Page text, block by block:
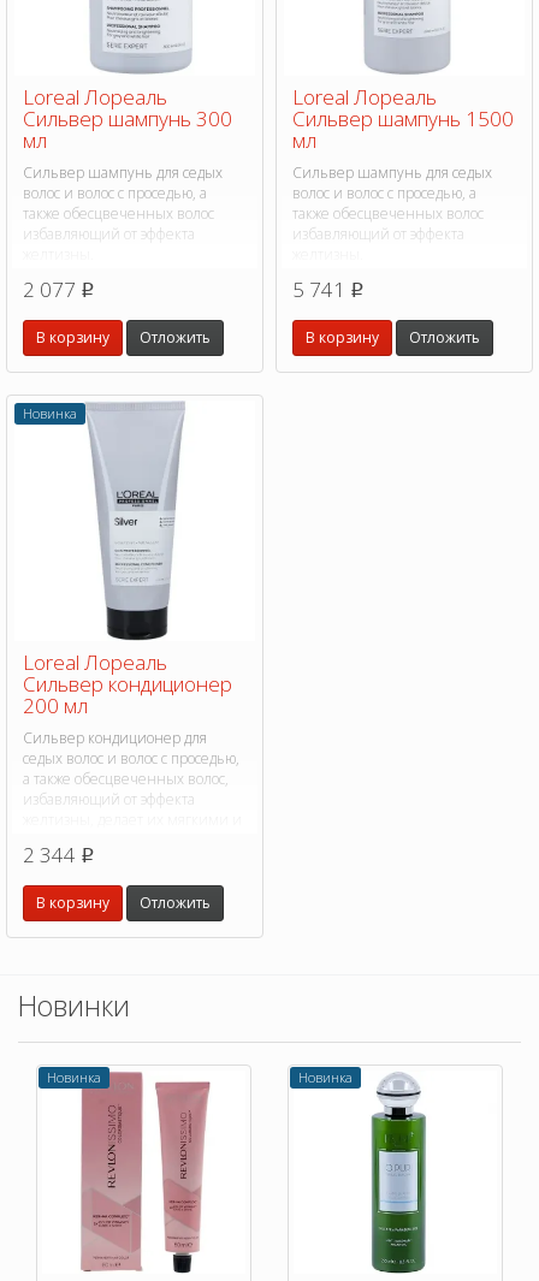
Loreal Лореаль
Сильвер шампунь 300
мл
Сильвер шампунь для седых
волос и волос с проседью, а
также обесцвеченных волос
избавляющий от эффекта
2 077 p
В корзину Отложить
Loreal Лореаль
Сильвер шампунь 1500
мл
Сильвер шампунь для седых
волос и волос с проседью, а
также обесцвеченных волос
избавляющий от эффекта
5 741 p
В корзину Отложить
Новинка
Loreal Лореаль
Сильвер кондиционер
200 мл
Сильвер кондиционер для
седых волос и волос с проседью,
а также обесцвеченных волос,
избавляющий от эффекта
2 344 p
В корзину Отложить
Новинки
Новинка Новинка